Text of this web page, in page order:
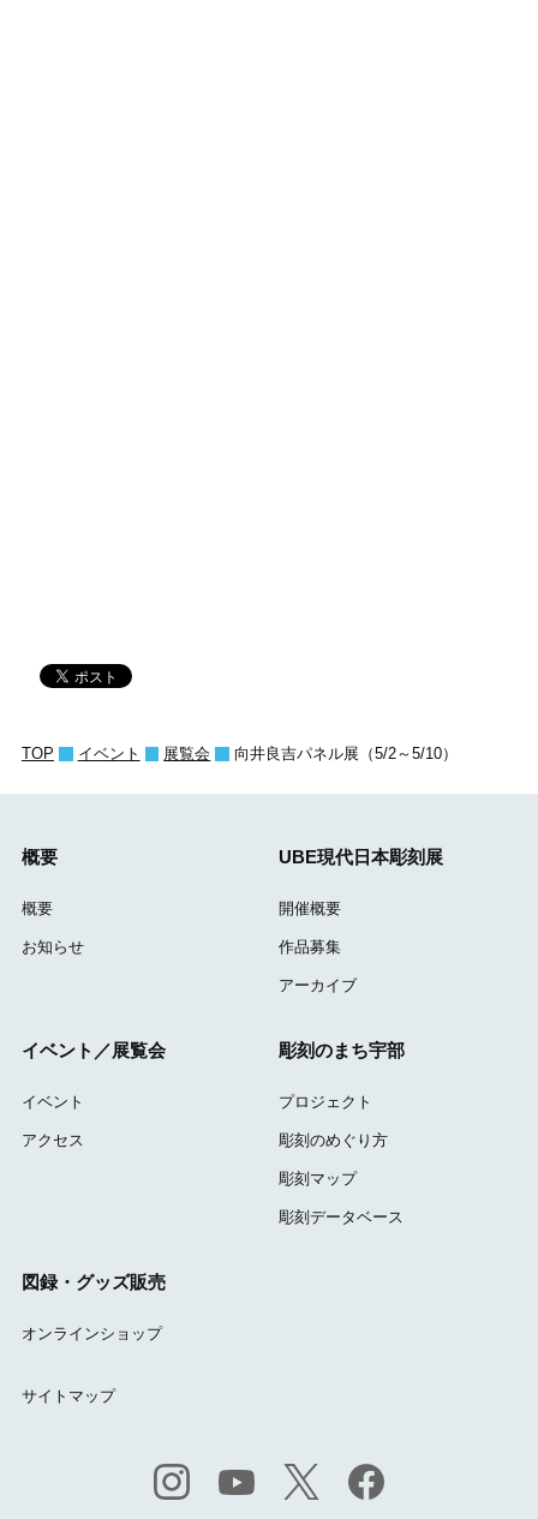
TOP イベント 展覧会 向井良吉パネル展（5/2～5/10）
概要
概要
お知らせ
UBE現代日本彫刻展
開催概要
作品募集
アーカイブ
イベント／展覧会
イベント
アクセス
彫刻のまち宇部
プロジェクト
彫刻のめぐり方
彫刻マップ
彫刻データベース
図録・グッズ販売
オンラインショップ
サイトマップ